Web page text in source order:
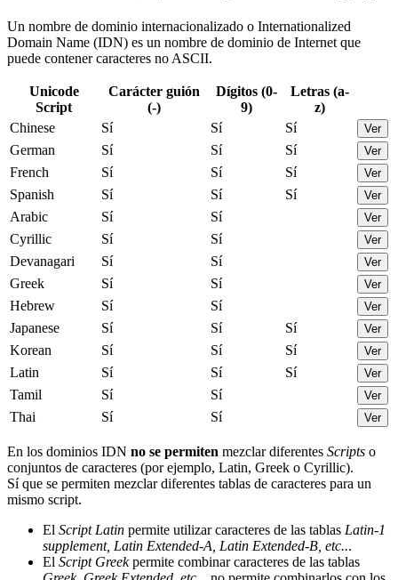
Un nombre de dominio internacionalizado o Internationalized
Domain Name (IDN) es un nombre de dominio de Internet que
puede contener caracteres no ASCII.
Unicode
Script
Carácter guión
(-)
Dígitos (0-
9)
Letras (a-
z)
Chinese
Sí Sí Sí Ver
German Sí Sí Sí Ver
French Sí Sí Sí Ver
Spanish Sí Sí Sí Ver
Arabic Sí Sí Ver
Cyrillic Sí Sí Ver
Devanagari Sí Sí Ver
Greek Sí Sí Ver
Hebrew Sí Sí Ver
Japanese Sí Sí Sí Ver
Korean Sí Sí Sí Ver
Latin Sí Sí Sí Ver
Tamil Sí Sí Ver
Thai Sí Sí Ver
En los dominios IDN no se permiten mezclar diferentes Scripts o
conjuntos de caracteres (por ejemplo, Latin, Greek o Cyrillic).
Sí que se permiten mezclar diferentes tablas de caracteres para un
mismo script.
El Script Latin permite utilizar caracteres de las tablas Latin-1
supplement, Latin Extended-A, Latin Extended-B, etc...
El Script Greekpermite combinar caracteres de las tablas